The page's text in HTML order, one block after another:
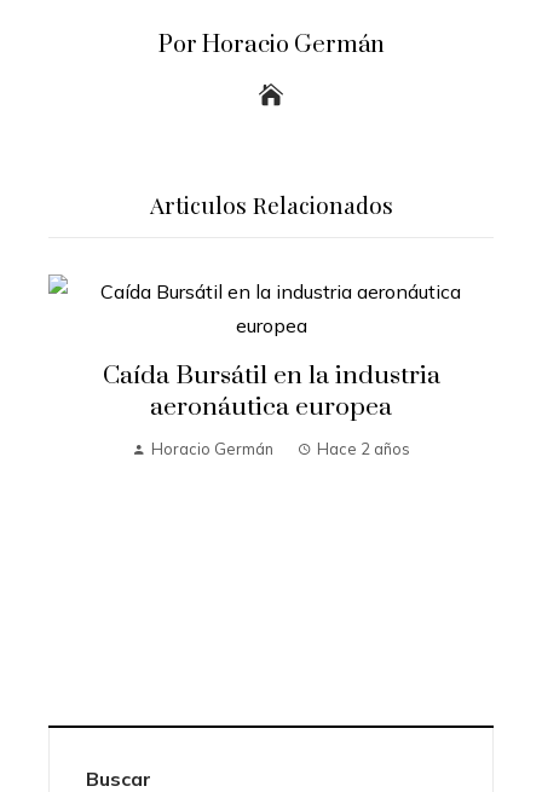
Por Horacio Germán
Articulos Relacionados
Caída Bursátil en la industria
aeronáutica europea
Horacio Germán Hace 2 años
Buscar